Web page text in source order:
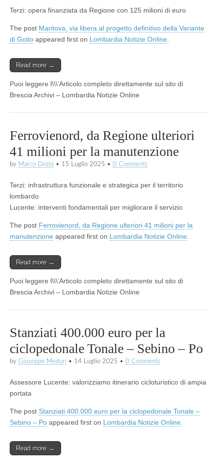
Terzi: opera finanziata da Regione con 125 milioni di euro
The post Mantova, via libera al progetto definitivo della Variante
di Goito appeared first on Lombardia Notizie Online
Read more →
Puoi leggere l\\\’Articolo completo direttamente sul sito di
Brescia Archivi – Lombardia Notizie Online
Ferrovienord, da Regione ulteriori
41 milioni per la manutenzione
by Marco Dozio • 15 Luglio 2025 • 0 Comments
Terzi: infrastruttura funzionale e strategica per il territorio
lombardo
Lucente: interventi fondamentali per migliorare il servizio
The post Ferrovienord, da Regione ulteriori 41 milioni per la
manutenzione appeared first on Lombardia Notizie Online
Read more →
Puoi leggere l\\\’Articolo completo direttamente sul sito di
Brescia Archivi – Lombardia Notizie Online
Stanziati 400.000 euro per la
ciclopedonale Tonale – Sebino – Po
by Giuseppe Meduri • 14 Luglio 2025 • 0 Comments
Assessore Lucente: valorizziamo itinerario cicloturistico di ampia
portata
The post Stanziati 400.000 euro per la ciclopedonale Tonale –
Sebino – Po appeared first on Lombardia Notizie Online
Read more →